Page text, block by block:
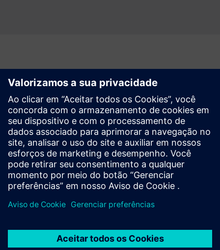
Como começar
Entre em contato conosco